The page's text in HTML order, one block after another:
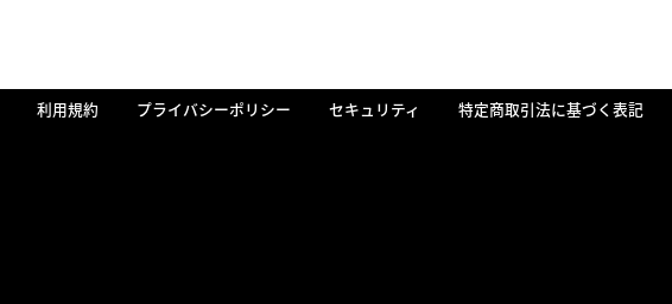
利用規約 プライバシーポリシー セキュリティ 特定商取引法に基づく表記